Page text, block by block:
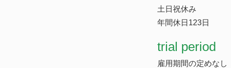
土日祝休み
年間休日123日
trial period
雇用期間の定めなし